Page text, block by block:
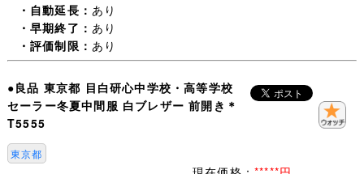
・【 評価：新規の方 いたずら入札防止の為 】
評価新規の方は［責任をもって取引する］ことをご入札前
(「 入札します 」だけは不可 お約束のない場合は残念です
が入札をお取り消しすることがあります。)
未連絡 未入金 キャンセルの多くが評価新規の方で、本当
に困っています。
（いたずら落札は随時必ず管理人様へID報告します。)
・自動延長： あり
・早期終了： あり
・評価制限： あり
●良品 東京都 目白研心中学校・高等学校
セーラー冬夏中間服 白ブレザー 前開き＊
T5555
東京都